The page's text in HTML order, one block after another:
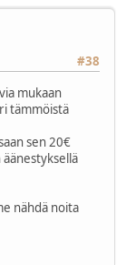
#38
mukaan
tämmöistä
sen 20€
nähdä noita